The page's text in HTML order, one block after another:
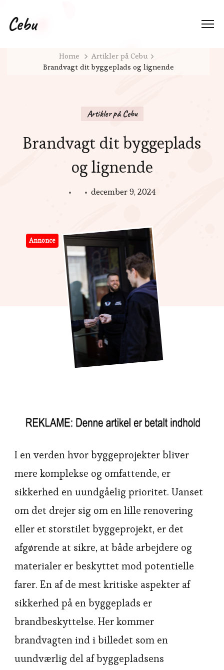
Cebu
Home
Artikler på Cebu
Brandvagt dit byggeplads og lignende
Artikler på Cebu
Brandvagt dit byggeplads
og lignende
december 9, 2024
Annonce
I en verden hvor byggeprojekter bliver
mere komplekse og omfattende, er
sikkerhed en uundgåelig prioritet. Uanset
om det drejer sig om en lille renovering
eller et storstilet byggeprojekt, er det
afgørende at sikre, at både arbejdere og
materialer er beskyttet mod potentielle
farer. En af de mest kritiske aspekter af
sikkerhed på en byggeplads er
brandbeskyttelse. Her kommer
brandvagten ind i billedet som en
uundværlig del af byggepladsens